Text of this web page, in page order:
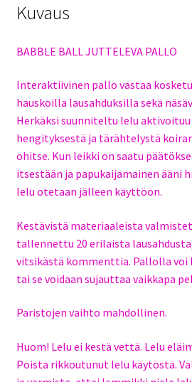
Kuvaus
BABBLE BALL JUTTELEVA PALLO
Interaktiivinen pallo vastaa
hauskoilla lausahduksilla sekä
Herkäksi suunniteltu lelu
hengityksestä ja tärähtelystä
ohitse. Kun leikki on saatu
itsestään ja papukaijamainen ääni
lelu otetaan jälleen käyttöön.
Kestävistä materiaaleista
tallennettu 20 erilaista
vitsikästä kommenttia. Pallolla voi
tai se voidaan sujauttaa vaikkapa
Paristojen vaihto mahdollinen.
Huom! Lelu ei kestä vettä. Lelu
Poista rikkoutunut lelu käytöstä.